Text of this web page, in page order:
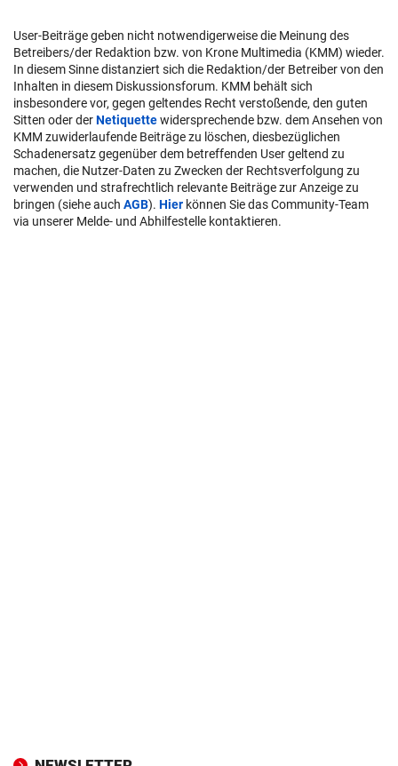
User-Beiträge geben nicht notwendigerweise die Meinung des
Betreibers/der Redaktion bzw. von Krone Multimedia (KMM) wieder.
In diesem Sinne distanziert sich die Redaktion/der Betreiber von den
Inhalten in diesem Diskussionsforum. KMM behält sich
insbesondere vor, gegen geltendes Recht verstoßende, den guten
Sitten oder derNetiquettewidersprechende bzw. dem Ansehen von
KMM zuwiderlaufende Beiträge zu löschen, diesbezüglichen
Schadenersatz gegenüber dem betreffenden User geltend zu
machen, die Nutzer-Daten zu Zwecken der Rechtsverfolgung zu
verwenden und strafrechtlich relevante Beiträge zur Anzeige zu
bringen (siehe auch AGB). Hier können Sie das Community-Team
via unserer Melde- und Abhilfestelle kontaktieren.